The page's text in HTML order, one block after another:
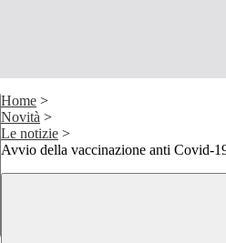
Home >
Novità >
Le notizie >
Avvio della vaccinazione anti Covid-